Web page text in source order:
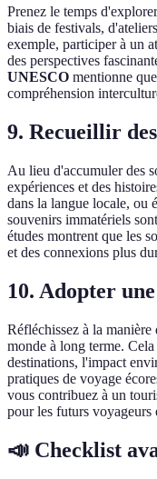
Prenez le temps
biais de festivals,
exemple, participer à un
des perspectives
UNESCO mentionne
compréhension
9. Recueillir
Au lieu d'accumuler des
expériences et des
dans la langue locale, ou
souvenirs immatériels
études montrent que les
et des connexions plus
10. Adopter
Réfléchissez à la
monde à long terme.
destinations, l'impact
pratiques de voyage
vous contribuez à un
pour les futurs voyageurs
📣 Checklist